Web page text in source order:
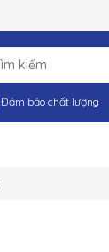
Đảm bảo chất lượng